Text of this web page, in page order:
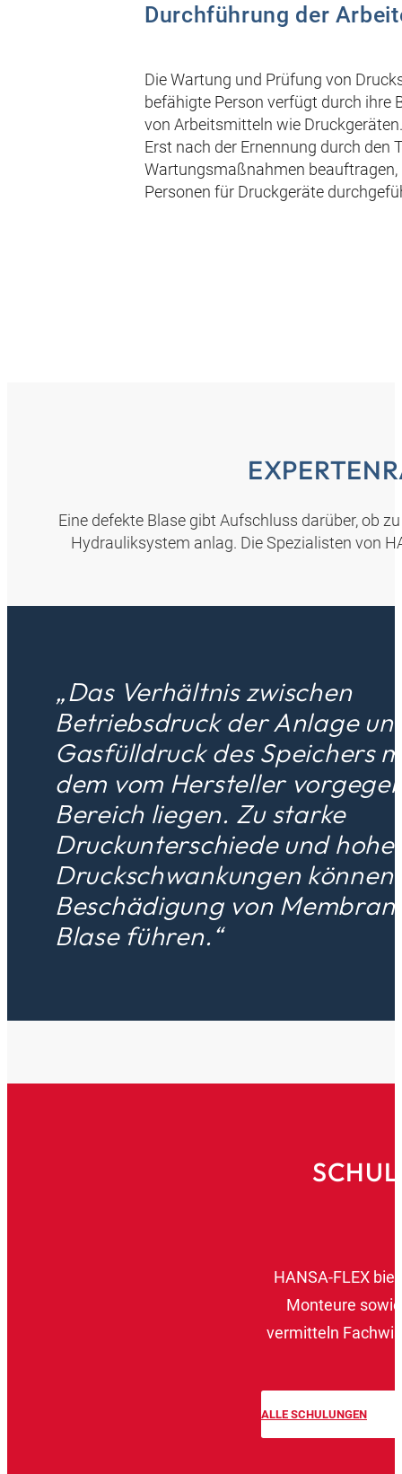
Durchführung der
Die Wartung und Prüfung von
befähigte Person verfügt durch ihre
von Arbeitsmitteln wie
Erst nach der Ernennung durch den
Wartungsmaßnahmen beauftragen,
Personen für Druckgeräte
Eine defekte Blase gibt Aufschluss darüber, ob
Hydrauliksystem anlag. Die Spezialisten von
„Das Verhältnis zwischen
Betriebsdruck der Anlage
Gasfülldruck des Speichers
dem vom Hersteller
Bereich liegen. Zu starke
Druckunterschiede und hohe
Druckschwankungen können
Beschädigung von
Blase führen.“
HANSA‑FLEX
Monteure
vermitteln
ALLE SCHULUNGEN